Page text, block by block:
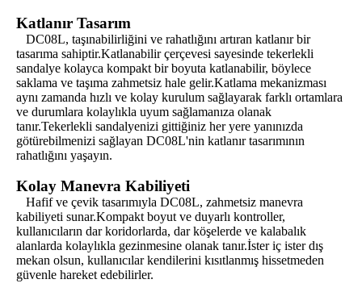
Katlanır Tasarım
DC08L, taşınabilirliğini ve rahatlığını artıran katlanır bir
tasarıma sahiptir.Katlanabilir çerçevesi sayesinde tekerlekli
sandalye kolayca kompakt bir boyuta katlanabilir, böylece
saklama ve taşıma zahmetsiz hale gelir.Katlama mekanizması
aynı zamanda hızlı ve kolay kurulum sağlayarak farklı ortamlara
ve durumlara kolaylıkla uyum sağlamanıza olanak
tanır.Tekerlekli sandalyenizi gittiğiniz her yere yanınızda
götürebilmenizi sağlayan DC08L'nin katlanır tasarımının
rahatlığını yaşayın.
Kolay Manevra Kabiliyeti
Hafif ve çevik tasarımıyla DC08L, zahmetsiz manevra
kabiliyeti sunar.Kompakt boyut ve duyarlı kontroller,
kullanıcıların dar koridorlarda, dar köşelerde ve kalabalık
alanlarda kolaylıkla gezinmesine olanak tanır.İster iç ister dış
mekan olsun, kullanıcılar kendilerini kısıtlanmış hissetmeden
güvenle hareket edebilirler.